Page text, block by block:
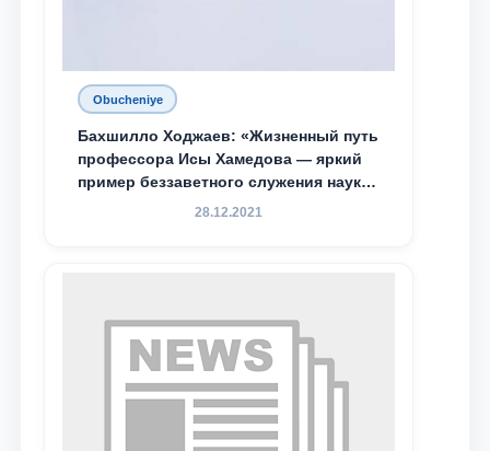
Obucheniye
Бахшилло Ходжаев: «Жизненный путь
профессора Исы Хамедова — яркий
пример беззаветного служения науке,
Родине и воспитанию молодого
28.12.2021